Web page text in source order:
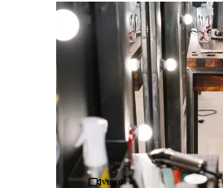
Videó